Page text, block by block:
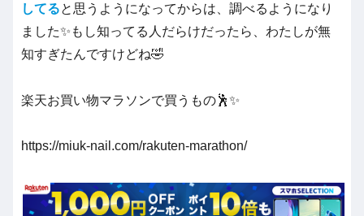
してると思うようになってからは、調べるようになり
ました✨もし知ってる人だらけだったら、わたしが無
知すぎたんですけどね🤣
楽天お買い物マラソンで買うもの🕺✨
https://miuk-nail.com/rakuten-marathon/